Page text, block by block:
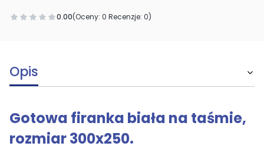
0.00(Oceny: 0 Recenzje: 0)
Opis
Gotowa firanka biała na taśmie,
rozmiar 300x250.